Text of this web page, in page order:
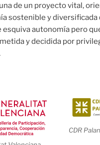
de un proyecto vital,
sostenible y diversificada
esquiva autonomía pero
y decidida por
CDR